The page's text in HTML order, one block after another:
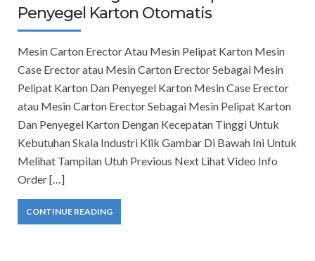
Penyegel Karton Otomatis
Mesin Carton Erector Atau Mesin Pelipat Karton Mesin
Case Erector atau Mesin Carton Erector Sebagai Mesin
Pelipat Karton Dan Penyegel Karton Mesin Case Erector
atau Mesin Carton Erector Sebagai Mesin Pelipat Karton
Dan Penyegel Karton Dengan Kecepatan Tinggi Untuk
Kebutuhan Skala Industri Klik Gambar Di Bawah Ini Untuk
Melihat Tampilan Utuh Previous Next Lihat Video Info
Order […]
CONTINUE READING